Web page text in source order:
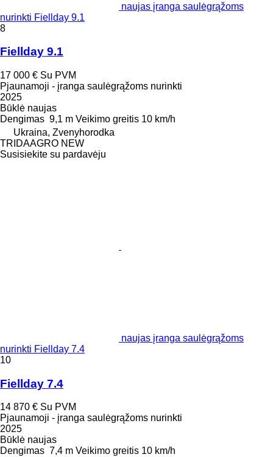
naujas įranga saulėgrąžoms
nurinkti Fiellday 9.1
8
Fiellday 9.1
17 000 € Su PVM
Pjaunamoji - įranga saulėgrąžoms nurinkti
2025
Būklė naujas
Dengimas 9,1 m Veikimo greitis 10 km/h
Ukraina, Zvenyhorodka
TRIDAAGRO NEW
Susisiekite su pardavėju
naujas įranga saulėgrąžoms
nurinkti Fiellday 7.4
10
Fiellday 7.4
14 870 € Su PVM
Pjaunamoji - įranga saulėgrąžoms nurinkti
2025
Būklė naujas
Dengimas 7,4 m Veikimo greitis 10 km/h